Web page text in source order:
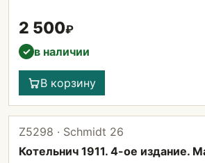
2 500₽
✓ в наличии
В корзину
Z5298 · Schmidt 26
Котельнич 1911. 4-ое издание.